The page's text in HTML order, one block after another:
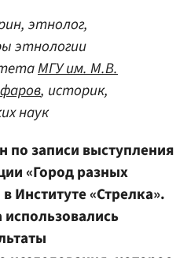
этнолог,
этнологии
МГУ им. М.В.
, историк,
наук
по записи выступления
«Город разных
Институте «Стрелка».